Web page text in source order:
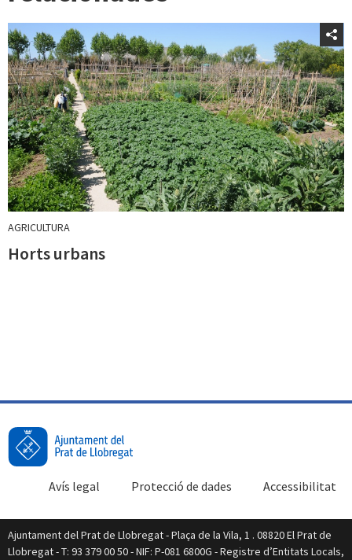
AGRICULTURA
Horts urbans
Accessibilitat
Protecció de dades
Avís legal
Ajuntament del Prat de Llobregat - Plaça de la Vila, 1 . 08820 El Prat de
Llobregat - T: 93 379 00 50 - NIF: P-081 6800G - Registre d’Entitats Locals,